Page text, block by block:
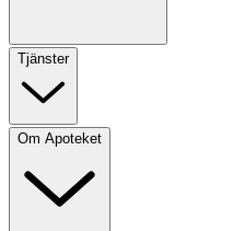
Tjänster
Om Apoteket